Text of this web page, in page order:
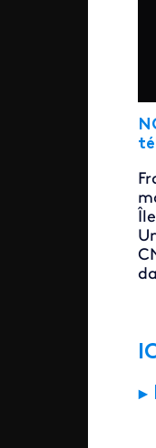
►